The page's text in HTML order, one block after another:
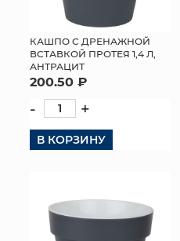
КАШПО С ДРЕНАЖНОЙ
ВСТАВКОЙ ПРОТЕЯ 1,4 Л,
АНТРАЦИТ
200.50 ₽
- +
В КОРЗИНУ